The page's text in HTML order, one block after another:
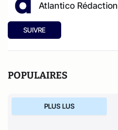
Atlantico Rédaction
SUIVRE
POPULAIRES
PLUS LUS